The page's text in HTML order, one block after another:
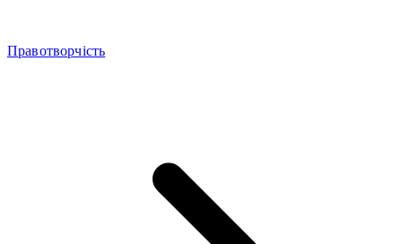
Правотворчість